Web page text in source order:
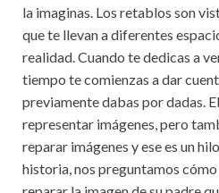
la imaginas. Los retablos son
que te llevan a diferentes
realidad. Cuando te dedicas a
tiempo te comienzas a dar
previamente dabas por dadas.
representar imágenes, pero
reparar imágenes y ese es un
historia, nos preguntamos